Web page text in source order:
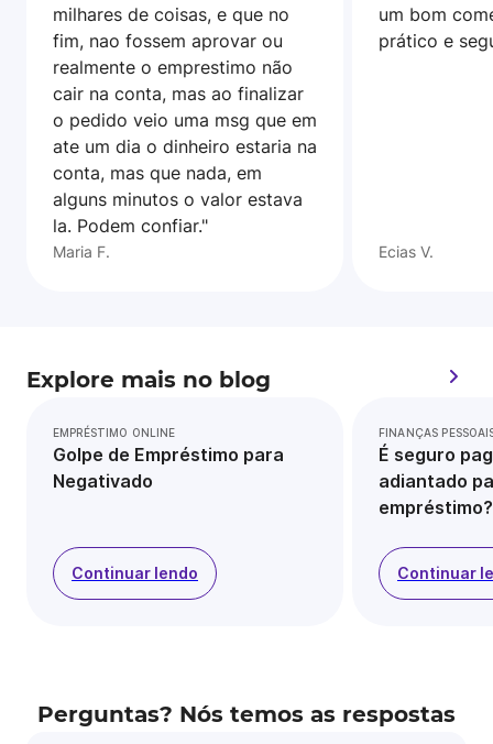
milhares de coisas, e que no
fim, nao fossem aprovar ou
realmente o emprestimo não
cair na conta, mas ao finalizar
o pedido veio uma msg que em
ate um dia o dinheiro estaria na
conta, mas que nada, em
alguns minutos o valor estava
la. Podem confiar."
Maria F.
um bom
prático e
Ecias V.
Explore mais no blog
EMPRÉSTIMO ONLINE
Golpe de Empréstimo para
Negativado
Continuar lendo
FINANÇAS
É seguro
adiantado
empréstimo?
Continuar
Perguntas? Nós temos as respostas